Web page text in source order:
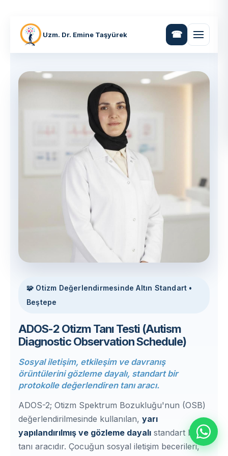
Uzm. Dr. Emine Taşyürek
🧩 Otizm Değerlendirmesinde Altın Standart •
Beştepe
ADOS-2 Otizm Tanı Testi (Autism
Diagnostic Observation Schedule)
Sosyal iletişim, etkileşim ve davranış
örüntülerini gözleme dayalı, standart bir
protokolle değerlendiren tanı aracı.
ADOS-2; Otizm Spektrum Bozukluğu'nun (OSB)
değerlendirilmesinde kullanılan, yarı
yapılandırılmış ve gözleme dayalı standart bir
tanı aracıdır. Çocuğun sosyal iletişim becerileri,